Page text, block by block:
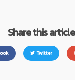
Share this article
Twitter